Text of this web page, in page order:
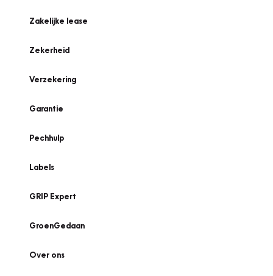
Zakelijke lease
Zekerheid
Verzekering
Garantie
Pechhulp
Labels
GRIP Expert
GroenGedaan
Over ons